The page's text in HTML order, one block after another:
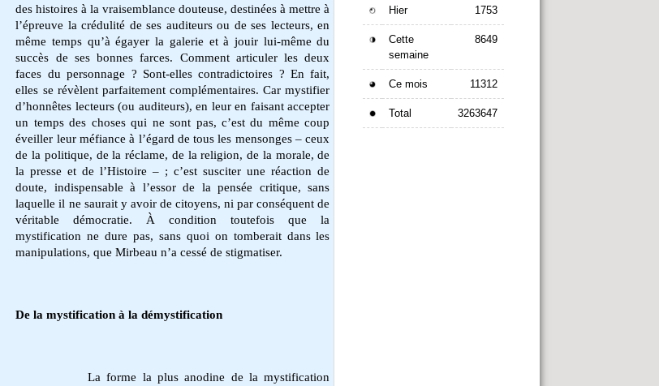
des histoires à la vraisemblance douteuse, destinées à mettre à
l’épreuve la crédulité de ses auditeurs ou de ses lecteurs, en
même temps qu’à égayer la galerie et à jouir lui-même du
succès de ses bonnes farces. Comment articuler les deux
faces du personnage ? Sont-elles contradictoires ? En fait,
elles se révèlent parfaitement complémentaires. Car mystifier
d’honnêtes lecteurs (ou auditeurs), en leur en faisant accepter
un temps des choses qui ne sont pas, c’est du même coup
éveiller leur méfiance à l’égard de tous les mensonges – ceux
de la politique, de la réclame, de la religion, de la morale, de
la presse et de l’Histoire – ; c’est susciter une réaction de
doute, indispensable à l’essor de la pensée critique, sans
laquelle il ne saurait y avoir de citoyens, ni par conséquent de
véritable démocratie. À condition toutefois que la
mystification ne dure pas, sans quoi on tomberait dans les
manipulations, que Mirbeau n’a cessé de stigmatiser.
De la mystification à la démystification
La forme la plus anodine de la mystification
Hier 1753
Cette
semaine
8649
Ce mois 11312
Total 3263647